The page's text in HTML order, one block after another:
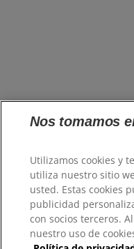
Nos tomamos
Utilizamos cookies y
utiliza nuestro sitio
usted. Estas cookies
publicidad
con socios terceros.
nuestro uso de